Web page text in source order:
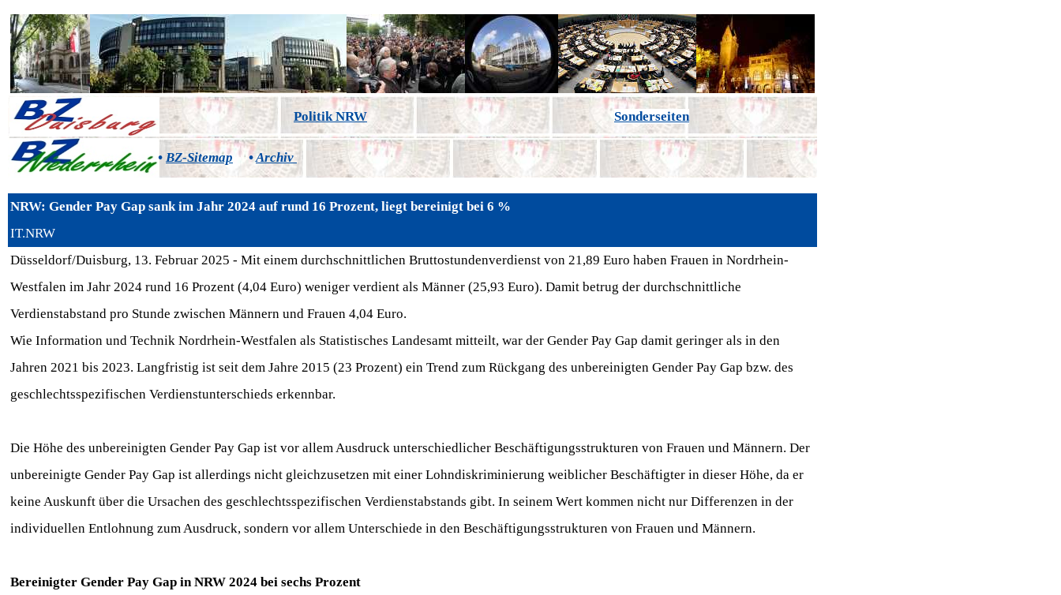
Politik NRW Sonderseiten
• BZ-Sitemap •Archiv
NRW: Gender Pay Gap sank im Jahr 2024 auf rund 16 Prozent, liegt bereinigt bei 6 %
IT.NRW
Düsseldorf/Duisburg, 13. Februar 2025 - Mit einem durchschnittlichen Bruttostundenverdienst von 21,89 Euro haben Frauen in Nordrhein-
Westfalen im Jahr 2024 rund 16 Prozent (4,04 Euro) weniger verdient als Männer (25,93 Euro). Damit betrug der durchschnittliche
Verdienstabstand pro Stunde zwischen Männern und Frauen 4,04 Euro.
Wie Information und Technik Nordrhein-Westfalen als Statistisches Landesamt mitteilt, war der Gender Pay Gap damit geringer als in den
Jahren 2021 bis 2023. Langfristig ist seit dem Jahre 2015 (23 Prozent) ein Trend zum Rückgang des unbereinigten Gender Pay Gap bzw. des
geschlechtsspezifischen Verdienstunterschieds erkennbar.
Die Höhe des unbereinigten Gender Pay Gap ist vor allem Ausdruck unterschiedlicher Beschäftigungsstrukturen von Frauen und Männern. Der
unbereinigte Gender Pay Gap ist allerdings nicht gleichzusetzen mit einer Lohndiskriminierung weiblicher Beschäftigter in dieser Höhe, da er
keine Auskunft über die Ursachen des geschlechtsspezifischen Verdienstabstands gibt. In seinem Wert kommen nicht nur Differenzen in der
individuellen Entlohnung zum Ausdruck, sondern vor allem Unterschiede in den Beschäftigungsstrukturen von Frauen und Männern.
Bereinigter Gender Pay Gap in NRW 2024 bei sechs Prozent